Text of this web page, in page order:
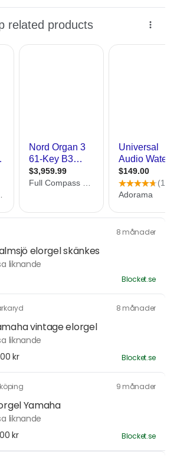
8 månader
elorgel skänkes
liknande
Blocket.se
8 månader
vintage elorgel
liknande
kr
Blocket.se
9 månader
Yamaha
liknande
kr
Blocket.se